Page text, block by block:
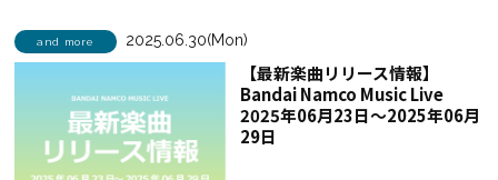
and more 2025.06.30(Mon)
【最新楽曲リリース情報】
Bandai Namco Music Live
2025年06月23日～2025年06月
29日